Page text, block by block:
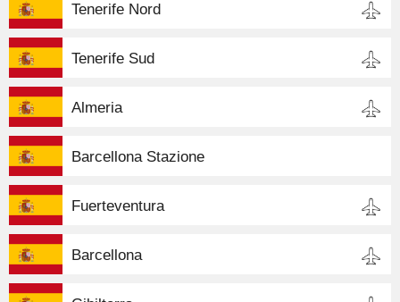
Tenerife Nord
Tenerife Sud
Almeria
Barcellona Stazione
Fuerteventura
Barcellona